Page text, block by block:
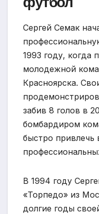
Сергей Семак
1993 году, когда
молодежной
Красноярска.
забив 8 голов в
бомбардиром
быстро привлечь
В 1994 году
«Торпедо» из
долгие годы